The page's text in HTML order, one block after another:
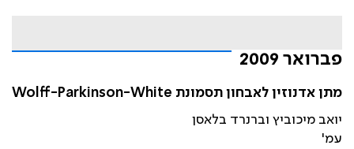
פברואר 2009
מתן אדנוזין לאבחון תסמונת Wolff-Parkinson-White
יואב מיכוביץ וברנרד בלאסן
עמ'